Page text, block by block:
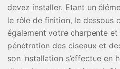
devez installer. Etant un
le rôle de finition, le dessous
également votre charpente
pénétration des oiseaux et
son installation s’effectue en